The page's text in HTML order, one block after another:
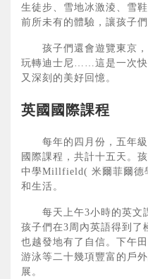
生徒步、雪地冰激淩、雪
前所未有的體驗，讓孩子們
孩子們還會遊覽東京，
玩轉迪士尼……這是一次快
又深刻的美好回憶。
英國國際課程
每年的四月份，五年級
國際課程，共計十五天。
中學Millfield( 米爾菲爾德
和生活。
每天上午3小時的英文
孩子們在3周內英語得到了
也越發地有了自信。下午
游泳等二十幾項豐富的戶
展。